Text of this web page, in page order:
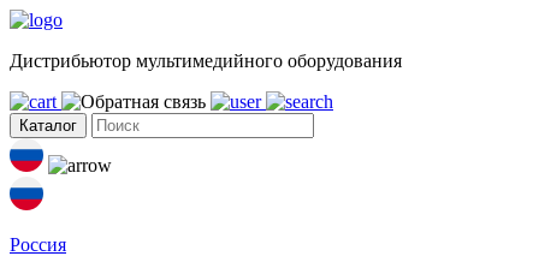
Дистрибьютор мультимедийного оборудования
Каталог
Россия